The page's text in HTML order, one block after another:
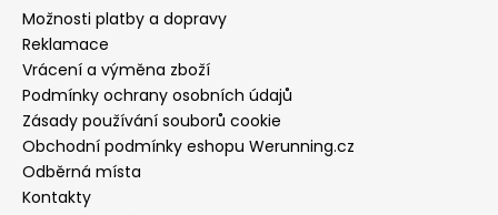
Možnosti platby a dopravy
Reklamace
Vrácení a výměna zboží
Podmínky ochrany osobních údajů
Zásady používání souborů cookie
Obchodní podmínky eshopu Werunning.cz
Odběrná místa
Kontakty